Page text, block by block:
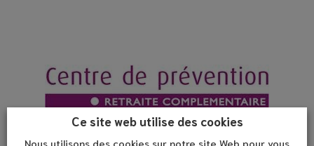
Ce site web utilise des cookies
Nous utilisons des cookies sur notre site Web pour vous